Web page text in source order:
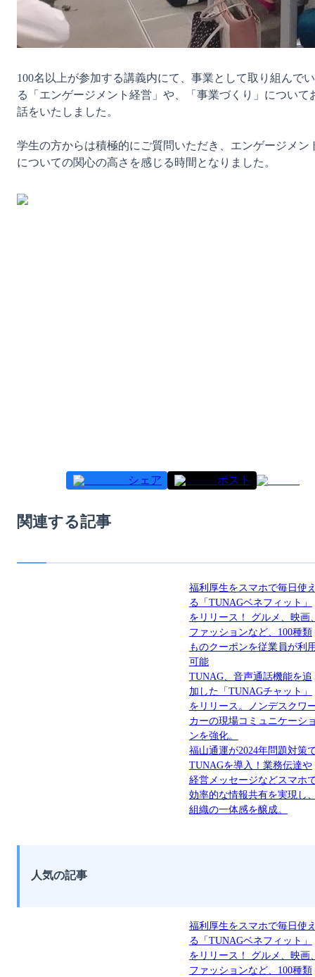
100名以上が参加する講義内にて、事業として取り組んでい
る「エンゲージメント経営」や、「事業づくり」について
話をいたしました。
学生の方からは積極的にご質問いただき、エンゲージメン
についての関心の高さを感じる時間となりました。
シェア ポスト
関連する記事
福利厚生をスマホで毎日使
る「TUNAGベネフィット」
をリリース！ グルメ、映画
ファッションなど、100種類
ものクーポンを従業員が利
可能
TUNAG、音声通話機能を追
加した「TUNAGチャット」
をリリース。ノンデスクワ
カーの現場コミュニケーシ
ンを強化。
福山通運が2024年問題対策
TUNAGを導入！業務伝達や
経営メッセージなどスマホ
効率的な情報共有を実現し
組織の一体感を醸成。
人気の記事
福利厚生をスマホで毎日使
る「TUNAGベネフィット」
をリリース！ グルメ、映画
ファッションなど、100種類